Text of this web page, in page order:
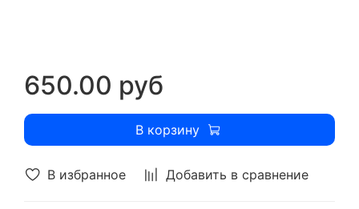
В избранное Добавить в сравнение
650.00 руб
В корзину